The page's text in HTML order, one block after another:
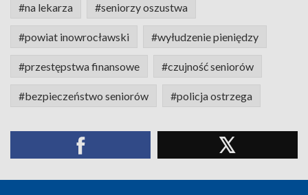
#na lekarza #seniorzy oszustwa
#powiat inowrocławski #wyłudzenie pieniędzy
#przestępstwa finansowe #czujność seniorów
#bezpieczeństwo seniorów #policja ostrzega